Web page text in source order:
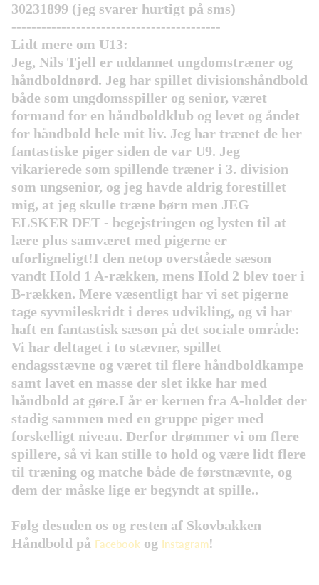
30231899 (jeg svarer hurtigt på sms)
------------------------------------------
Lidt mere om U13:
Jeg, Nils Tjell er uddannet ungdomstræner og
håndboldnørd. Jeg har spillet divisionshåndbold
både som ungdomsspiller og senior, været
formand for en håndboldklub og levet og åndet
for håndbold hele mit liv. Jeg har trænet de her
fantastiske piger siden de var U9. Jeg
vikarierede som spillende træner i 3. division
som ungsenior, og jeg havde aldrig forestillet
mig, at jeg skulle træne børn men JEG
ELSKER DET - begejstringen og lysten til at
lære plus samværet med pigerne er
uforligneligt!I den netop overståede sæson
vandt Hold 1 A-rækken, mens Hold 2 blev toer i
B-rækken. Mere væsentligt har vi set pigerne
tage syvmileskridt i deres udvikling, og vi har
haft en fantastisk sæson på det sociale område:
Vi har deltaget i to stævner, spillet
endagsstævne og været til flere håndboldkampe
samt lavet en masse der slet ikke har med
håndbold at gøre.I år er kernen fra A-holdet der
stadig sammen med en gruppe piger med
forskelligt niveau. Derfor drømmer vi om flere
spillere, så vi kan stille to hold og være lidt flere
til træning og matche både de førstnævnte, og
dem der måske lige er begyndt at spille..
Følg desuden os og resten af Skovbakken
Håndbold på Facebook og Instagram!